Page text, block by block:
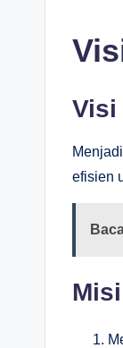
Visi
Menjadi
efisien
Misi